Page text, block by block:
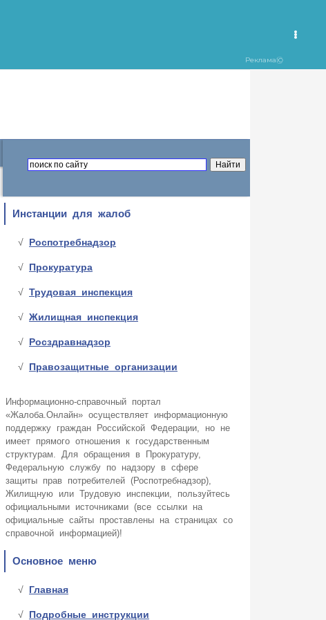
Инстанции для жалоб
Роспотребнадзор
Прокуратура
Трудовая инспекция
Жилищная инспекция
Росздравнадзор
Правозащитные организации
Информационно-справочный портал
«Жалоба.Онлайн» осуществляет информационную
поддержку граждан Российской Федерации, но не
имеет прямого отношения к государственным
структурам. Для обращения в Прокуратуру,
Федеральную службу по надзору в сфере
защиты прав потребителей (Роспотребнадзор),
Жилищную или Трудовую инспекции, пользуйтесь
официальными источниками (все ссылки на
официальные сайты проставлены на страницах со
справочной информацией)!
Основное меню
Главная
Подробные инструкции